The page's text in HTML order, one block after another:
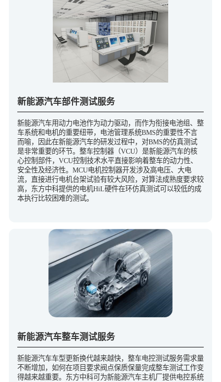
新能源汽车部件测试服务
新能源汽车用动力电池作为动力驱动，而作为衔接电池组、整
车系统和电机的重要纽带，电池管理系统BMS的重要性不言
而喻，因此在新能源汽车的研发过程中，对BMS的仿真测试
是非常重要的环节。整车控制器（VCU）是新能源汽车的核
心控制部件，VCU控制技术水平直接影响着整车的动力性、
安全性及经济性。MCU电机控制器开发涉及高电压、大电
流，直接进行电机台架试验有较大风险，对算法成熟度要求较
高，东方中科提供的电机HiL硬件在环仿真测试可以较低的成
本执行比较困难的测试。
新能源汽车整车测试服务
新能源汽车车型更新换代越来越快，整车电控测试服务需求量
不断增加，如何在项目要求阀点保质保量完成整车测试工作变
得越来越重要。东方中科可为新能源汽车主机厂提供电控系统